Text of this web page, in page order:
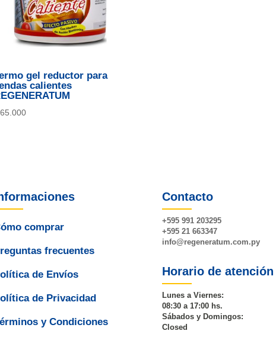
gel reductor para
calientes
65.000
comprar
frecuentes
de Envíos
de Privacidad
y Condiciones
Contacto
+595 991 203295
+595 21 663347
info@regeneratum.com.py
Horario de atención
Lunes a Viernes:
08:30 a 17:00 hs.
Sábados y Domingos:
Closed